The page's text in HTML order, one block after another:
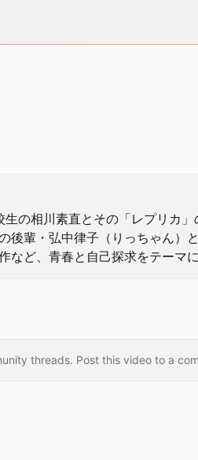
の相川素直とその「レプリカ
輩・弘中律子（りっちゃん）
ど、青春と自己探求をテーマ
threads. Post this video to a